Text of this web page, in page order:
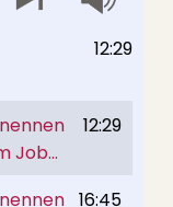
12:29
die trotzdem
niemand
ankommen
Job
12:29
16:45